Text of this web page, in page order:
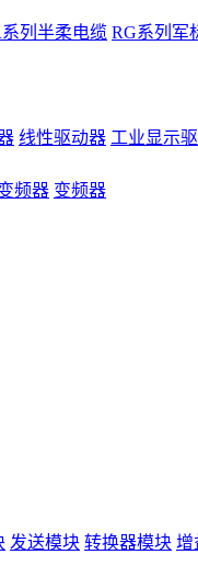
系列半柔电缆 RG系列军
线性驱动器 工业显示
频器 变频器
发送模块 转换器模块 增